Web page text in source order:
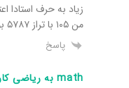
زیاد به حرف استادا
من ۱۰۵ با تراز ۵۷۸۷ بودم قاعدتا باید تراز اون از اینم کمتر باشه
پاسخ
math به ریاضی کاربردی